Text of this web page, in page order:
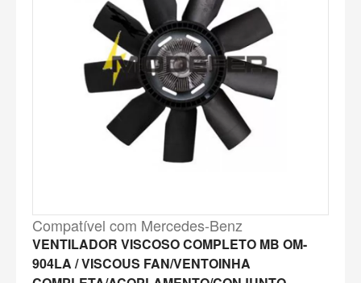
Compatível com Mercedes-Benz
VENTILADOR VISCOSO COMPLETO MB OM-
904LA / VISCOUS FAN/VENTOINHA